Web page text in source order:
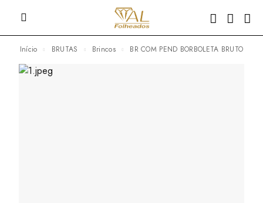
Início BRUTAS Brincos BR COM PEND BORBOLETA BRUTO